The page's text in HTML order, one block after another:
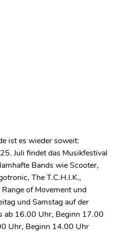
ist es wieder soweit:
Juli findet das Musikfestival
Bands wie Scooter,
The T.C.H.I.K.,
of Movement und
und Samstag auf der
ab 16.00 Uhr, Beginn 17.00
Uhr, Beginn 14.00 Uhr